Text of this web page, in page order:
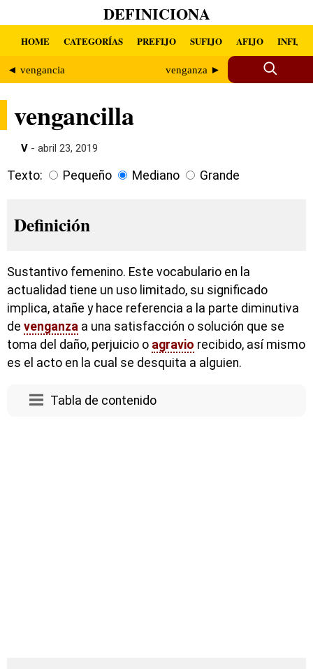
DEFINICIONA
HOME CATEGORÍAS PREFIJO SUFIJO AFIJO INFIJO
◄ vengancia venganza ►
vengancilla
V - abril 23, 2019
Texto: Pequeño Mediano Grande
Definición
Sustantivo femenino. Este vocabulario en la
actualidad tiene un uso limitado, su significado
implica, atañe y hace referencia a la parte diminutiva
de venganza a una satisfacción o solución que se
toma del daño, perjuicio o agravio recibido, así mismo
es el acto en la cual se desquita a alguien.
Tabla de contenido